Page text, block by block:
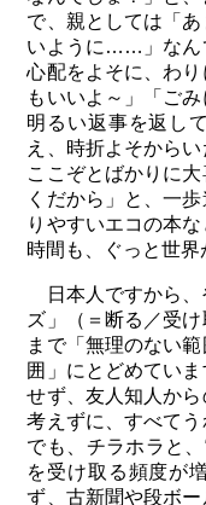
で、親としては「
いように……」なん
心配をよそに、わ
もいいよ～」「ご
明るい返事を返し
え、時折よそから
ここぞとばかりに
くだから」と、一
りやすいエコの本
時間も、ぐっと世界
日本人ですから、
ズ」（＝断る／受
まで「無理のない
囲」にとどめてい
せず、友人知人か
考えずに、すべて
でも、チラホラと
を受け取る頻度が
ず、古新聞や段ボ